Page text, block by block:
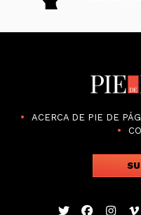
ACERCA DE PIE DE